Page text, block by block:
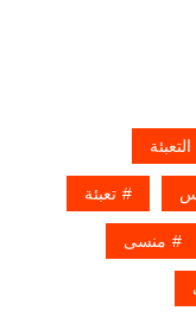
التعبئة
تعبئة
منسى